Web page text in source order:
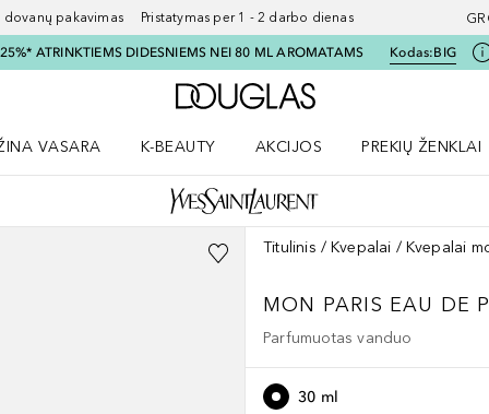
pakavimas Pristatymas per 1 - 2 darbo dienas
ATRINKTIEMS DIDESNIEMS NEI 80 ML AROMATAMS Kodas:BIG
Į Douglas pagrindinį
VASARA
K-BEAUTY
AKCIJOS
PREKIŲ ŽENKLAI
Titulinis Kvepalai Kvepalai
MON PARIS EAU DE
Parfumuotas vanduo
30 ml